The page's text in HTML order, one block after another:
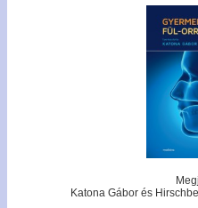
Katona Gábor és